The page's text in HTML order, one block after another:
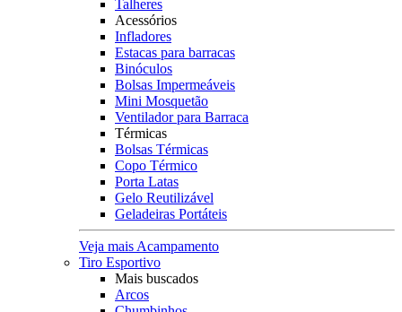
Talheres
Acessórios
Infladores
Estacas para barracas
Binóculos
Bolsas Impermeáveis
Mini Mosquetão
Ventilador para Barraca
Térmicas
Bolsas Térmicas
Copo Térmico
Porta Latas
Gelo Reutilizável
Geladeiras Portáteis
Veja mais Acampamento
Tiro Esportivo
Mais buscados
Arcos